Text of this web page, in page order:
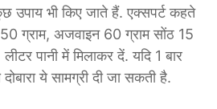
उपाय भी किए जाते हैं. एक्सपर्ट कहते
ग्राम, अजवाइन 60 ग्राम सोंठ 15
पानी में मिलाकर दें. यदि 1 बार
ये सामग्री दी जा सकती है.